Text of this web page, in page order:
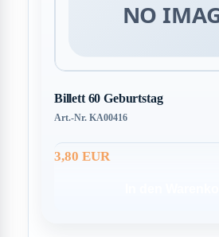
Billett 60 Geburtstag
Art.-Nr. KA00416
3,80 EUR